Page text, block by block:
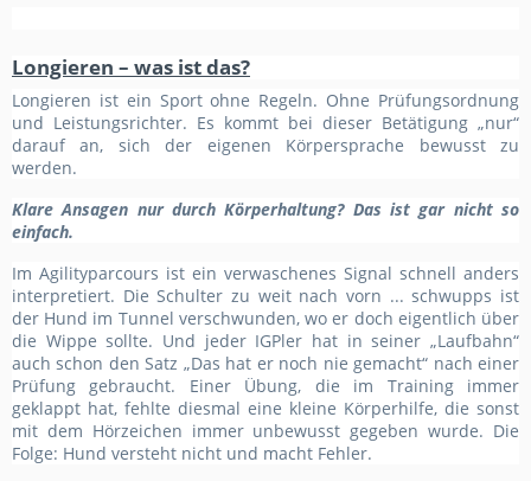
Longieren – was ist das?
Longieren ist ein Sport ohne Regeln. Ohne Prüfungsordnung
und Leistungsrichter. Es kommt bei dieser Betätigung „nur“
darauf an, sich der eigenen Körpersprache bewusst zu
werden.
Klare Ansagen nur durchKörperhaltung? Das ist gar nicht so
einfach.
Im Agilityparcours ist ein verwaschenes Signal schnell anders
interpretiert. Die Schulter zu weit nach vorn ... schwupps ist
der Hund im Tunnel verschwunden, wo er doch eigentlich über
die Wippe sollte. Und jeder IGPler hat in seiner „Laufbahn“
auch schon den Satz „Das hat er noch nie gemacht“ nach einer
Prüfung gebraucht. Einer Übung, die im Training immer
geklappt hat, fehlte diesmal eine kleine Körperhilfe, die sonst
mit dem Hörzeichen immer unbewusst gegeben wurde. Die
Folge: Hund versteht nicht und macht Fehler.